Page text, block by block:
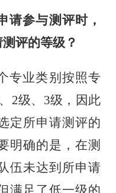
请参与测评时，
评的等级？
专业类别按照专
2级、 3级，因此
定所申请测评的
明确的是，在测
伍未达到所申请
满足了低一级的